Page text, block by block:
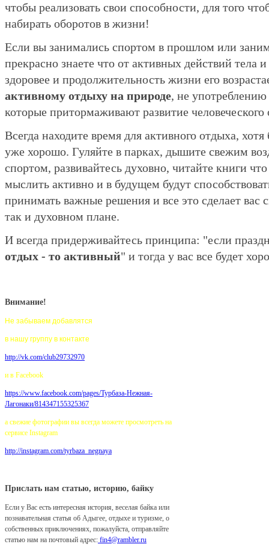
чтобы реализовать свои способности, для того
набирать оборотов в жизни!
Если вы занимались спортом в прошлом или
прекрасно знаете что от активных действий тела
здоровее и продолжительность жизни его
активному отдыху на природе, не употреблению
которые притормаживают развитие человеческого
Всегда находите время для активного отдыха,
уже хорошо. Гуляйте в парках, дышите свежим
спортом, развивайтесь духовно, читайте книги что
мыслить активно и в будущем будут
принимать важные решения и все это сделает вас
так и духовном плане.
И всегда придерживайтесь принципа: "если
отдых - то активный" и тогда у вас все будет
Внимание!
Не забываем добавлятся
в нашу группу в контакте
http://vk.com/club29732970
и в Facebook
https://www.facebook.com/pages/Турбаза-Нежная-
Лагонаки/814347155325367
а свежие фотографии вы всегда можете просмотреть на
сервисе Instagram
http://instagram.com/tyrbaza_negnaya
Прислать нам статью, историю, байку
Если у Вас есть интересная история, веселая байка или
познавательная статья об Адыгее, отдыхе и туризме, о
собственных приключениях, пожалуйста, отправляйте
статью нам на почтовый адрес: fin4@rambler.ru